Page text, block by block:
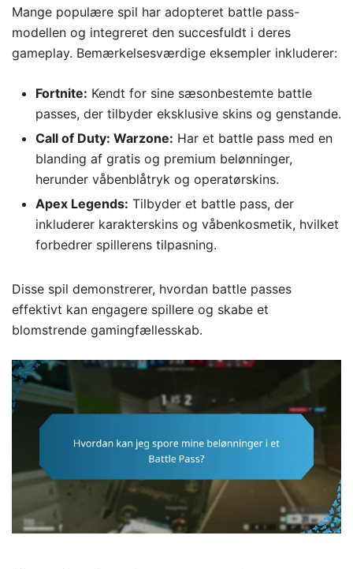
Mange populære spil har adopteret battle pass-
modellen og integreret den succesfuldt i deres
gameplay. Bemærkelsesværdige eksempler inkluderer:
Fortnite: Kendt for sine sæsonbestemte battle
passes, der tilbyder eksklusive skins og genstande.
Call of Duty: Warzone: Har et battle pass med en
blanding af gratis og premium belønninger,
herunder våbenblåtryk og operatørskins.
Apex Legends: Tilbyder et battle pass, der
inkluderer karakterskins og våbenkosmetik, hvilket
forbedrer spillerens tilpasning.
Disse spil demonstrerer, hvordan battle passes
effektivt kan engagere spillere og skabe et
blomstrende gamingfællesskab.